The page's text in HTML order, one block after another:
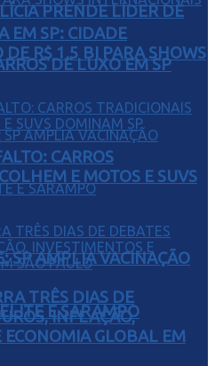
PRENDE LÍDER DE
DE LUXO EM SP
SP AMPLIA VACINAÇÃO
E SARAMPO
EM SP: CIDADE
DE R$ 1,5 BI PARA SHOWS
CARROS
E MOTOS E SUVS
TRÊS DIAS DE
INFLAÇÃO,
ECONOMIA GLOBAL EM